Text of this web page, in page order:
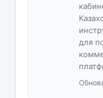
для